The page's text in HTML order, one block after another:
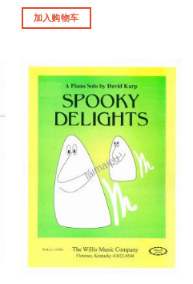
为：
¥50.00。
加入购物车